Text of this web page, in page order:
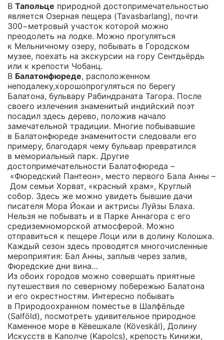
В Тапольце природной достопримечательностью
является Озерная пещера (Tavasbarlang), почти
300−метровый участок которой можно
преодолеть на лодке. Можно прогуляться
к Мельничному озеру, побывать в Городском
музее, поехать на экскурсии на гору Сентдьёрдь
или к крепости Чобанц.
В Балатонфюреде, расположенном
неподалеку,хорошопрогуляться по берегу
Балатона, бульвару Рабиндраната Тагора. После
своего излечения знаменитый индийский поэт
посадил здесь дерево, положив начало
замечательной традиции. Многие побывавшие
в Балатонфюреде знаменитости следовали его
примеру, благодаря чему бульвар превратился
в мемориальный парк. Другие
достопримечательности Балатофюреда –
«Фюредский Пантеон», место первого Бала Анны –
Дом семьи Хорват, «красный храм», Круглый
собор. Здесь же можно увидеть бывшие дачи
писателя Мора Йокаи и актрисы Луйзы Блаха.
Нельзя не побывать и в Парке Аннагора с его
средиземноморской атмосферой. Можно
отправиться к пещере Лоци или в долину Колошка.
Каждый сезон здесь проводятся многочисленные
мероприятия: Бал Анны, заплыв через залив,
Фюредские дни вина…
Из обоих городов можно совершать приятные
путешествия по северному побережью Балатона
и его окрестностям. Интересно побывать
в Природоохранном поместье в Шалфёльде
(Salföld), посмотреть удивительное природное
Каменное море в Кёвешкале (Köveskál), Долину
Искусств в Каполче (Kapolcs), крепость Кинижи,